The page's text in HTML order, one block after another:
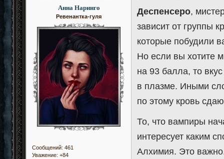
Анна Наринго
Ревенантка-гуля
Сообщений: 461
Уважение: +84
Деспенсеро,
зависит от группы
которые побудили
Но если вы хотите
на 93 балла, то
в плазме. Иными
по этому кровь
То, что вампиры
интересует каким
Алхимия. Это